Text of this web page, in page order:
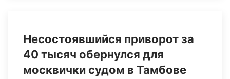
Несостоявшийся приворот за
40 тысяч обернулся для
москвички судом в Тамбове